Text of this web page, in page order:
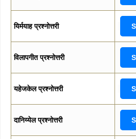
यिर्मयाह प्रश्नोत्तरी
विलापगीत प्रश्नोत्तरी
यहेजकेल प्रश्नोत्तरी
दानिय्येल प्रश्नोत्तरी